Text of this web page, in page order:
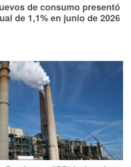
de consumo presentó
de 1,1% en junio de 2026